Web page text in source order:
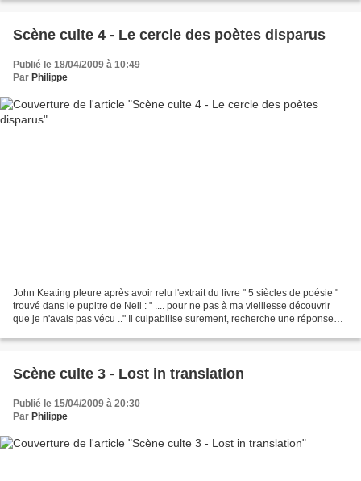
Scène culte 4 - Le cercle des poètes disparus
Publié le 18/04/2009 à 10:49
Par Philippe
John Keating pleure après avoir relu l'extrait du livre " 5 siècles de poésie "
trouvé dans le pupitre de Neil : " .... pour ne pas à ma vieillesse découvrir
que je n'avais pas vécu .." Il culpabilise surement, recherche une réponse
Scène culte 3 - Lost in translation
Publié le 15/04/2009 à 20:30
Par Philippe